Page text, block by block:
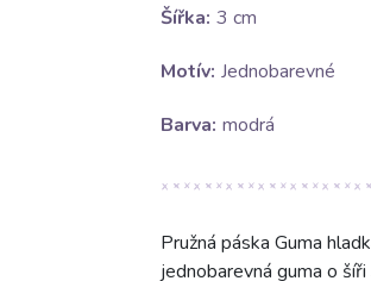
Šířka: 3 cm
Motív: Jednobarevné
Barva: modrá
Pružná páska Guma
jednobarevná guma o